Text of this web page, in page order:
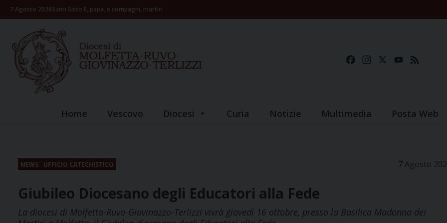
Skip7 Agosto 2026Santi Sisto II, papa, e compagni, martiri
FacebookInstagramYouTube
Home Vescovo Diocesi Curia Notizie Multimedia Posta Web
NEWS UFFICIO CATECHISTICO 7 Agosto
Giubileo Diocesano degli Educatori alla Fede
La diocesi di Molfetta-Ruvo-Giovinazzo-Terlizzi vivrà giovedì 16 ottobre, presso la Basilica Madonna dei